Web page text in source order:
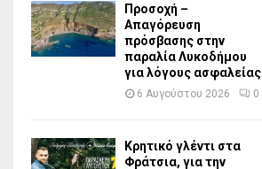
Προσοχή –
Απαγόρευση
πρόσβασης στην
παραλία Λυκοδήμου
για λόγους ασφαλείας
6 Αυγούστου 2026 0
Κρητικό γλέντι στα
Φράτσια, για την